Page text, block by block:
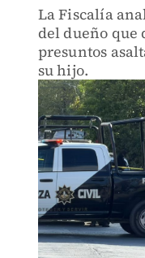
La Fiscalía
del dueño que
presuntos
su hijo.